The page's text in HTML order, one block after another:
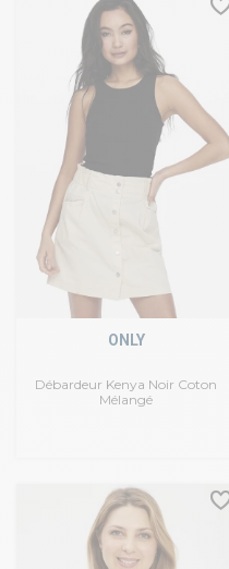
Débardeur Kenya Noir Coton
Mélangé
ONLY